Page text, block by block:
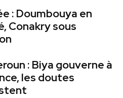
: Doumbouya en
Conakry sous
: Biya gouverne à
les doutes